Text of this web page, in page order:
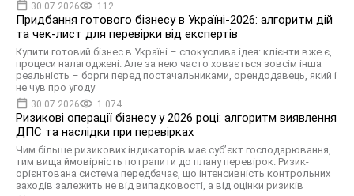
30.07.2026 112
Придбання готового бізнесу в Україні-2026: алгоритм дій
та чек-лист для перевірки від експертів
Купити готовий бізнес в Україні – спокуслива ідея: клієнти вже є,
процеси налагоджені. Але за нею часто ховається зовсім інша
реальність – борги перед постачальниками, орендодавець, який і
не чув про угоду
30.07.2026 1 074
Ризикові операції бізнесу у 2026 році: алгоритм виявлення
ДПС та наслідки при перевірках
Чим більше ризикових індикаторів має суб’єкт господарювання,
тим вища ймовірність потрапити до плану перевірок. Ризик-
орієнтована система передбачає, що інтенсивність контрольних
заходів залежить не від випадковості, а від оцінки ризиків